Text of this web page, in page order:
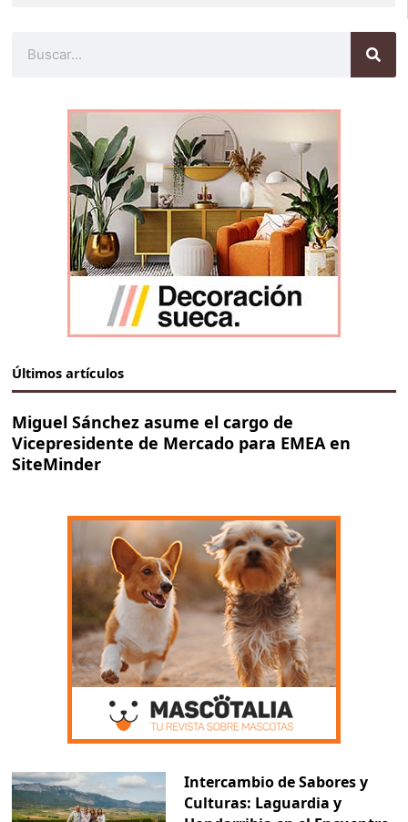
Últimos artículos
Miguel Sánchez asume el cargo de
Vicepresidente de Mercado para EMEA en
SiteMinder
Intercambio de Sabores y
Culturas: Laguardia y